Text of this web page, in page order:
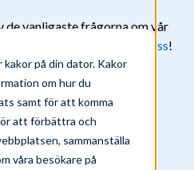
på din dator. Kakor
om hur du
samt för att komma
att förbättra och
sammanställa
våra besökare på
de vanligaste frågorna om vår
kontakta oss!